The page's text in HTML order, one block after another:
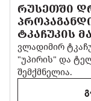
ᲠᲣᲡᲔᲗᲨᲘ
ᲢᲙᲐᲩᲣᲙᲘᲡ
ვლადიმირ
"უპირის" და
შემქმნელია.